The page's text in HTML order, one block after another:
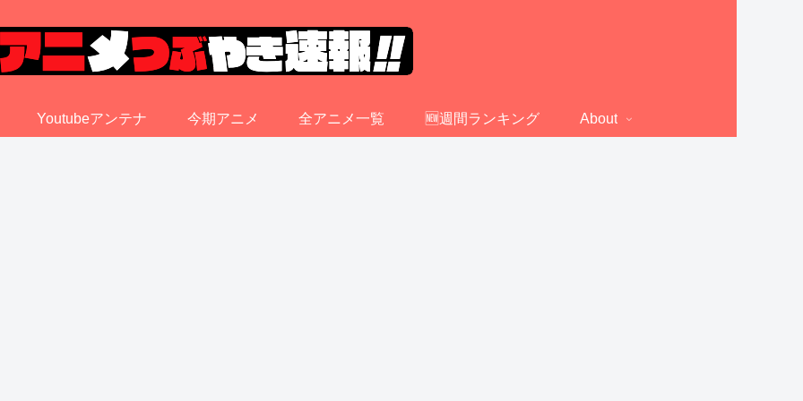
Youtubeアンテナ 今期アニメ 全アニメ一覧 🆕週間ランキング About